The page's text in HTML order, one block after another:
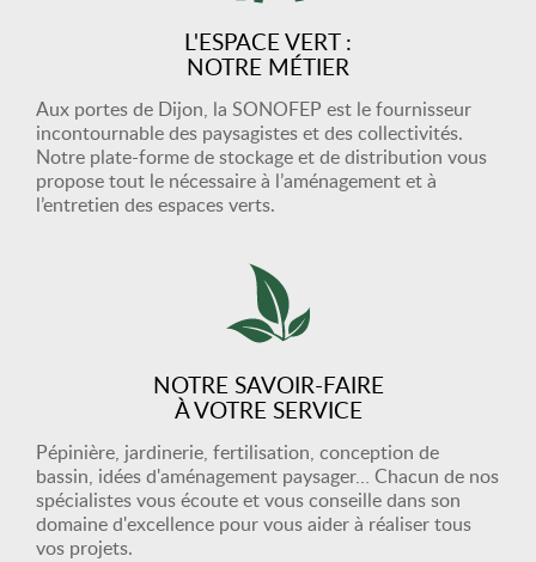
L'ESPACE VERT :
NOTRE MÉTIER
Aux portes de Dijon, la SONOFEP est le fournisseur
incontournable des paysagistes et des collectivités.
Notre plate-forme de stockage et de distribution vous
propose tout le nécessaire à l’aménagement et à
l’entretien des espaces verts.
NOTRE SAVOIR-FAIRE
À VOTRE SERVICE
Pépinière, jardinerie, fertilisation, conception de
bassin, idées d'aménagement paysager… Chacun de nos
spécialistes vous écoute et vous conseille dans son
domaine d'excellence pour vous aider à réaliser tous
vos projets.